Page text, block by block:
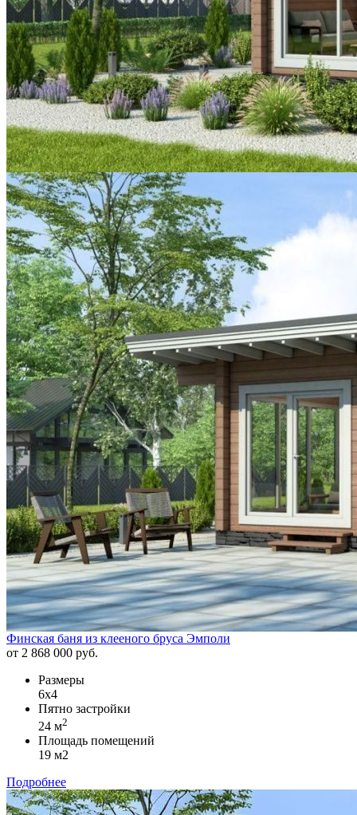
Финская баня из клееного бруса Эмполи
от 2 868 000 руб.
Размеры
6х4
Пятно застройки
24 м2
Площадь помещений
19 м2
Подробнее